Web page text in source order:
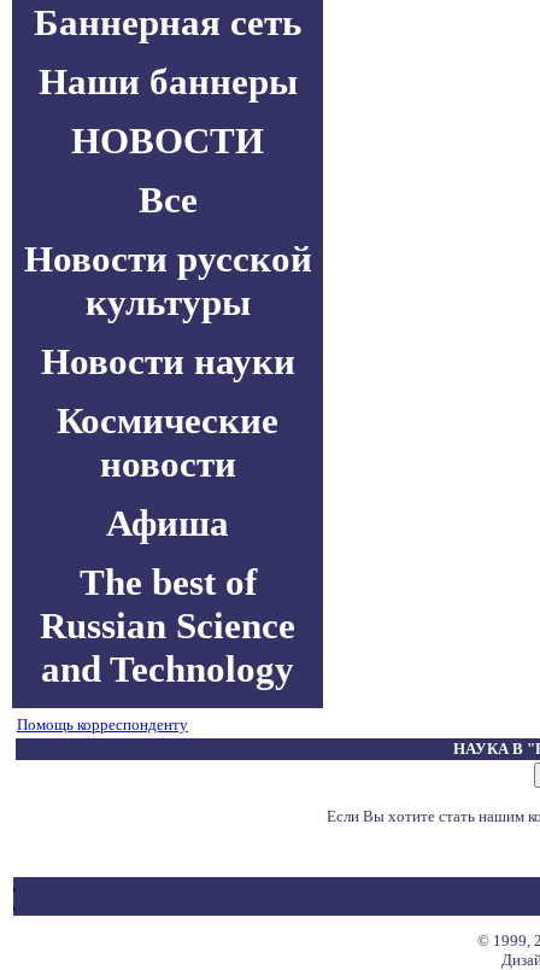
Баннерная сеть
Наши баннеры
НОВОСТИ
Все
Новости русской
культуры
Новости науки
Космические
новости
Афиша
The best of
Russian Science
and Technology
Помощь корреспонденту
НАУКА В
Если Вы хотите стать нашим
© 1999,